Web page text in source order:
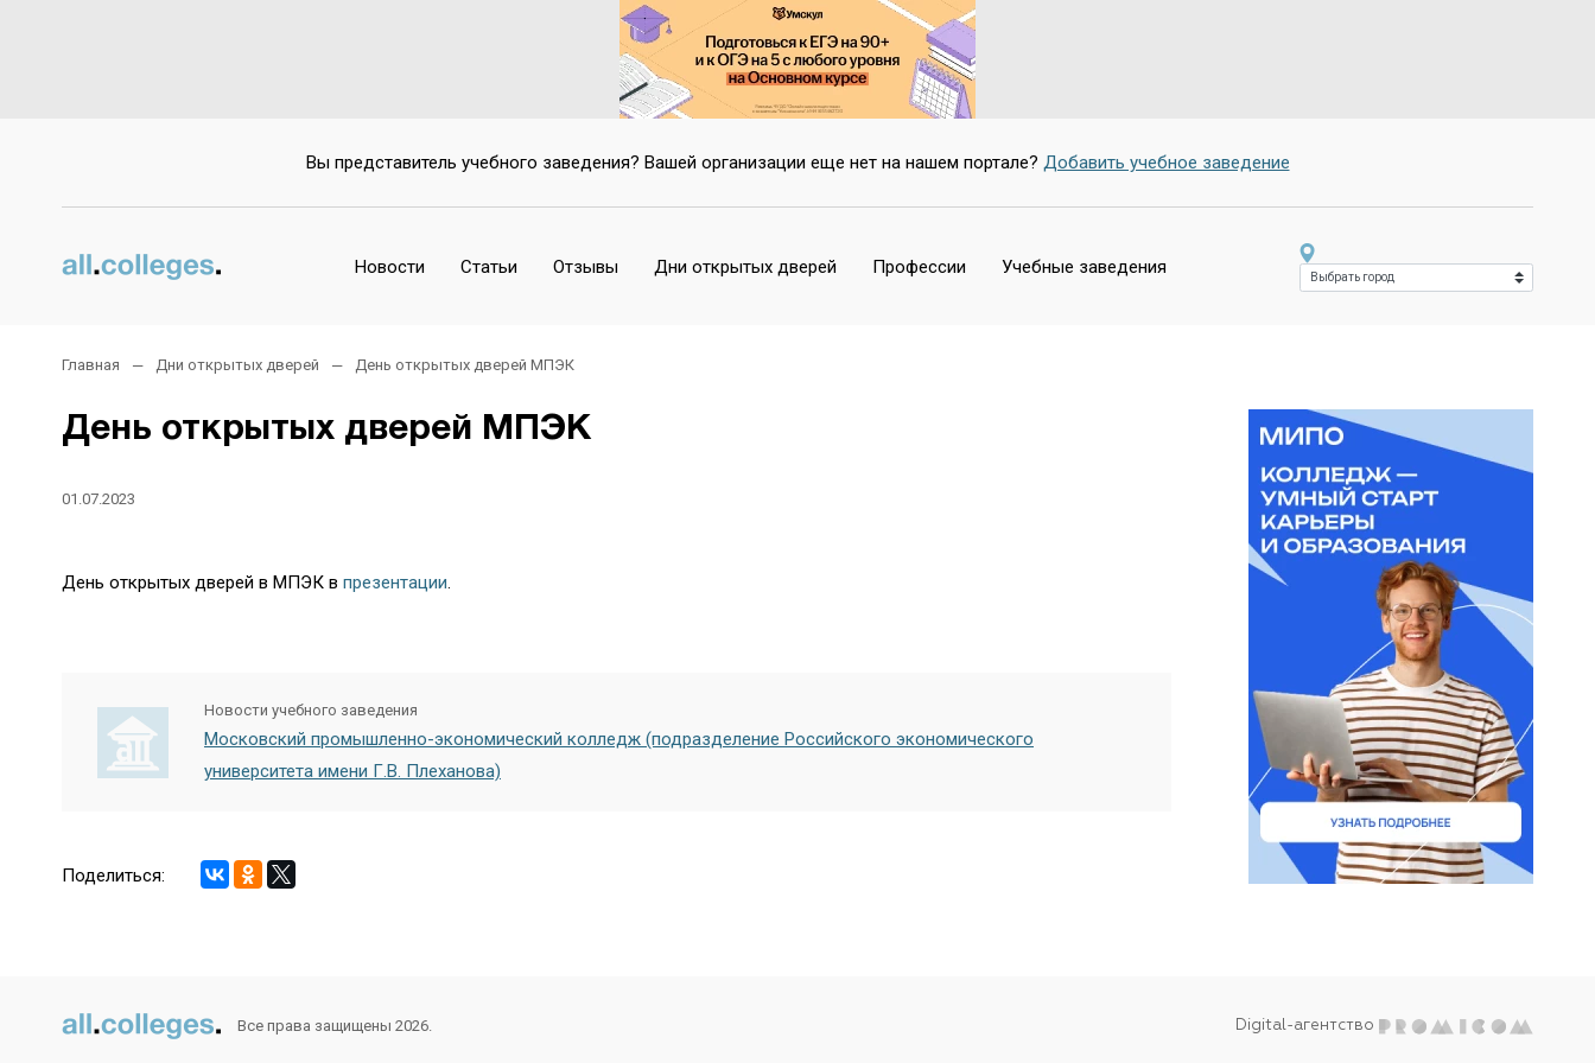
Вы представитель учебного заведения? Вашей организации еще нет на нашем портале? Добавить учебное заведение
Новости Статьи Отзывы Дни открытых дверей Профессии Учебные заведения
Главная Дни открытых дверей День открытых дверей МПЭК
День открытых дверей МПЭК
01.07.2023
День открытых дверей в МПЭК в презентации
Новости учебного заведения
Московский промышленно-экономический колледж (подразделение Российского экономического
университета имени Г.В. Плеханова)
Поделиться:
Все права защищены 2026. Digital-агентство